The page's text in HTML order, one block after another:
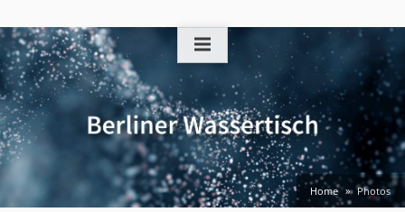
to
content
Home Photos